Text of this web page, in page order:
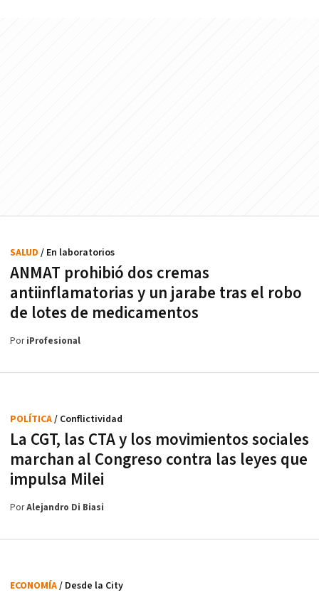
ANMAT prohibió dos cremas
antiinflamatorias y un jarabe tras el robo
de lotes de medicamentos
SALUD / En laboratorios
PoriProfesional
La CGT, las CTA y los movimientos sociales
marchan al Congreso contra las leyes que
impulsa Milei
POLÍTICA/ Conflictividad
PorAlejandro Di Biasi
ECONOMÍA/ Desde la City